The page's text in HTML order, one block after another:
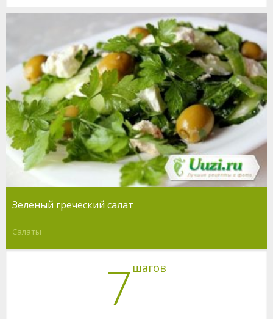
Зеленый греческий салат
Салаты
7 шагов